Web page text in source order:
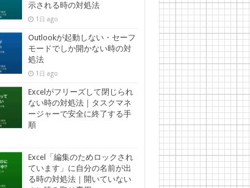
示される時の対処法
1日 ago
Outlookが起動しない・セーフ
モードでしか開かない時の対
処法
1日 ago
Excelがフリーズして閉じられ
ない時の対処法｜タスクマネ
ージャーで安全に終了する手
順
Excel「編集のためロックされ
ています」に自分の名前が出
る時の対処法｜開いていない